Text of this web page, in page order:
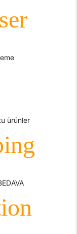
ürünler